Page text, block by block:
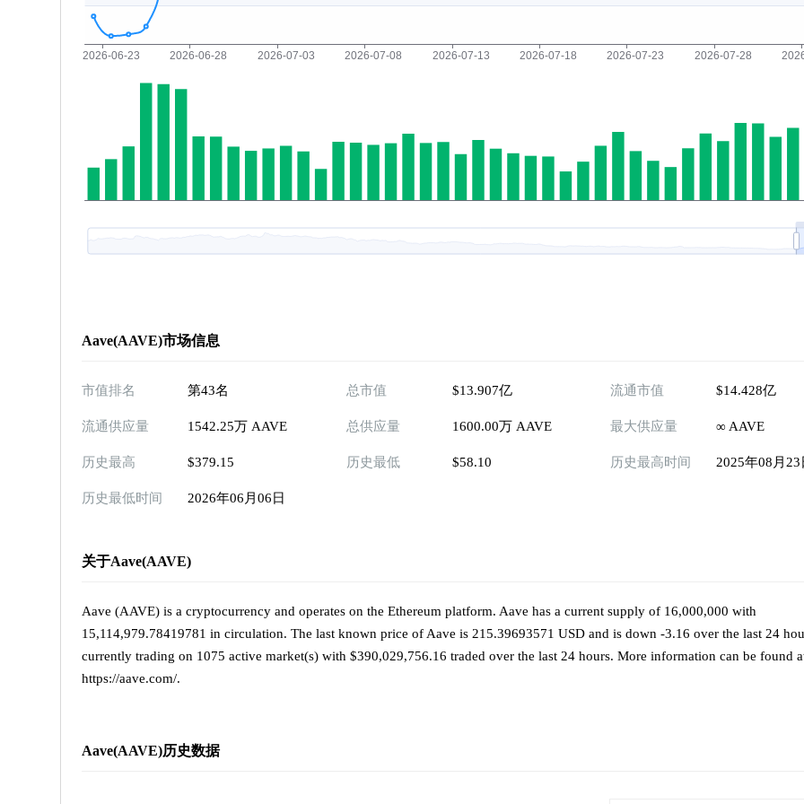
Aave(AAVE)市场信息
市值排名 第43名 总市值 $13.907亿 流通市值 $14.428亿
流通供应量 1542.25万 AAVE 总供应量 1600.00万 AAVE 最大供应量 ∞ AAVE
历史最高 $379.15 历史最低 $58.10 历史最高时间 2025年08月23
历史最低时间 2026年06月06日
关于Aave(AAVE)
Aave (AAVE) is a cryptocurrency and operates on the Ethereum platform. Aave has a current supply of 16,000,000 with
15,114,979.78419781 in circulation. The last known price of Aave is 215.39693571 USD and is down -3.16 over the last 24
currently trading on 1075 active market(s) with $390,029,756.16 traded over the last 24 hours. More information can be found
https://aave.com/.
Aave(AAVE)历史数据